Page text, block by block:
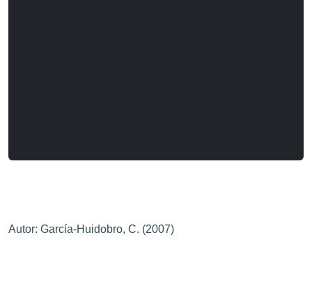
Autor: García-Huidobro, C. (2007)